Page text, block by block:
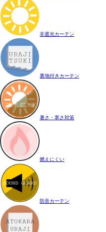
非遮光カーテン
裏地付きカーテン
暑さ・寒さ対策
燃えにくい
防音カーテン